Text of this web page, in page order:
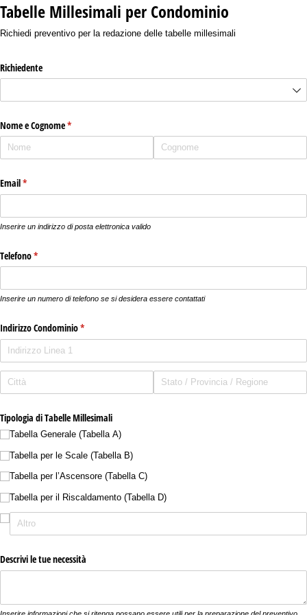
Tabelle Millesimali per Condominio
Richiedi preventivo per la redazione delle tabelle millesimali
Richiedente
Nome e Cognome*
(richiesto)
Email*
(richiesto)
Inserire un indirizzo di posta elettronica valido
Telefono*
(richiesto)
Inserire un numero di telefono se si desidera essere contattati
Indirizzo Condominio*
(richiesto)
Tipologia di Tabelle Millesimali
Tabella Generale (Tabella A)
Tabella per le Scale (Tabella B)
Tabella per l’Ascensore (Tabella C)
Tabella per il Riscaldamento (Tabella D)
Descrivi le tue necessità